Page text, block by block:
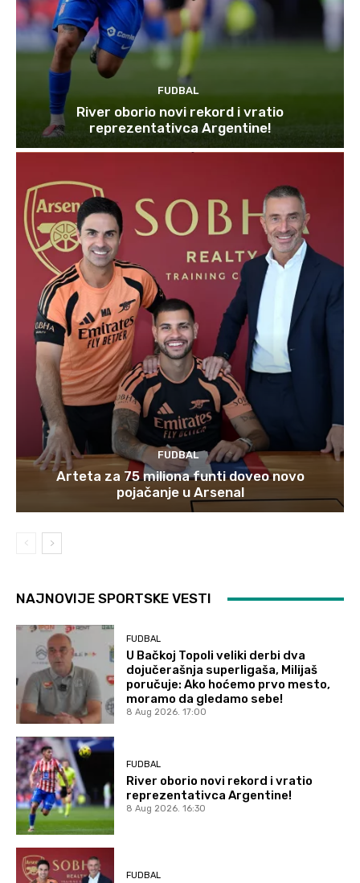
FUDBAL
River oborio novi rekord i vratio
reprezentativca Argentine!
FUDBAL
Arteta za 75 miliona funti doveo novo
pojačanje u Arsenal
NAJNOVIJE SPORTSKE VESTI
FUDBAL
U Bačkoj Topoli veliki derbi dva
dojučerašnja superligaša, Milijaš
poručuje: Ako hoćemo prvo mesto,
moramo da gledamo sebe!
8 Aug 2026. 17:00
FUDBAL
River oborio novi rekord i vratio
reprezentativca Argentine!
8 Aug 2026. 16:30
FUDBAL